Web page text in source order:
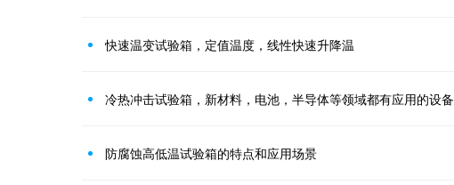
快速温变试验箱，定值温度，线性快速升降温
冷热冲击试验箱，新材料，电池，半导体等领域都有应用的设备
防腐蚀高低温试验箱的特点和应用场景